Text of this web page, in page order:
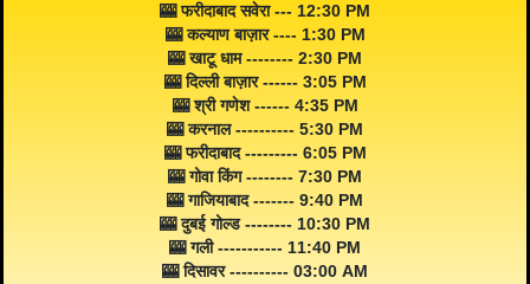
🎰 फरीदाबाद सवेरा --- 12:30 PM
🎰 कल्याण बाज़ार ---- 1:30 PM
🎰 खाटू धाम -------- 2:30 PM
🎰 दिल्ली बाज़ार ------ 3:05 PM
🎰 श्री गणेश ------ 4:35 PM
🎰 करनाल ---------- 5:30 PM
🎰 फरीदाबाद --------- 6:05 PM
🎰 गोवा किंग -------- 7:30 PM
🎰 गाजियाबाद ------- 9:40 PM
🎰 दुबई गोल्ड -------- 10:30 PM
🎰 गली ----------- 11:40 PM
🎰 दिसावर ---------- 03:00 AM